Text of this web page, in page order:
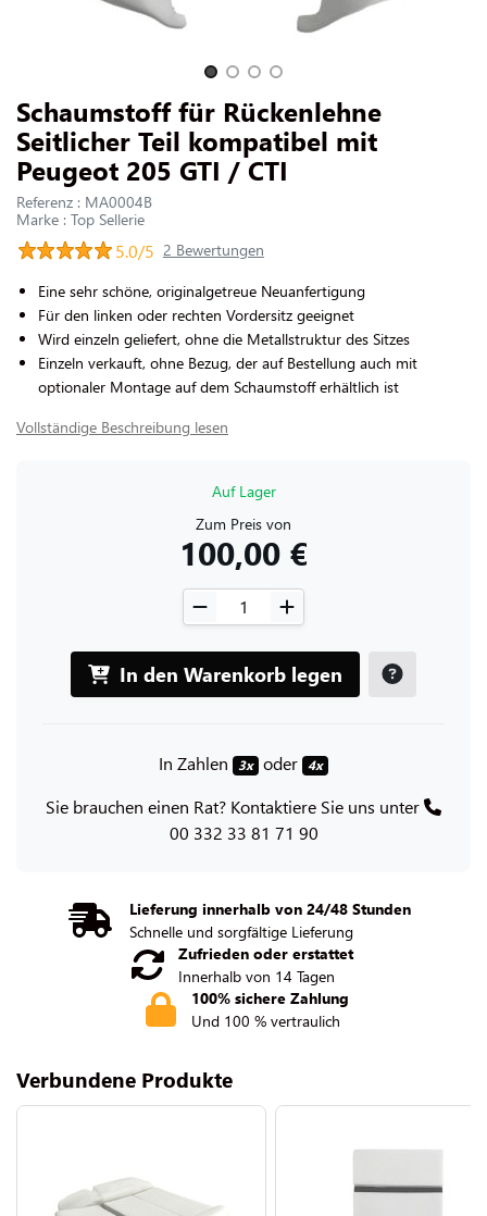
Schaumstoff für Rückenlehne
Seitlicher Teil kompatibel mit
Peugeot 205 GTI / CTI
Referenz : MA0004B
Marke : Top Sellerie
5.0/5 2 Bewertungen
Eine sehr schöne, originalgetreue Neuanfertigung
Für den linken oder rechten Vordersitz geeignet
Wird einzeln geliefert, ohne die Metallstruktur des Sitzes
Einzeln verkauft, ohne Bezug, der auf Bestellung auch mit
optionaler Montage auf dem Schaumstoff erhältlich ist
Vollständige Beschreibung lesen
Auf Lager
Zum Preis von
100,00 €
In den Warenkorb legen
In Zahlen 3x oder 4x
Sie brauchen einen Rat? Kontaktiere Sie uns unter
00 332 33 81 71 90
Lieferung innerhalb von 24/48 Stunden
Schnelle und sorgfältige Lieferung
Zufrieden oder erstattet
Innerhalb von 14 Tagen
100% sichere Zahlung
Und 100 % vertraulich
Verbundene Produkte